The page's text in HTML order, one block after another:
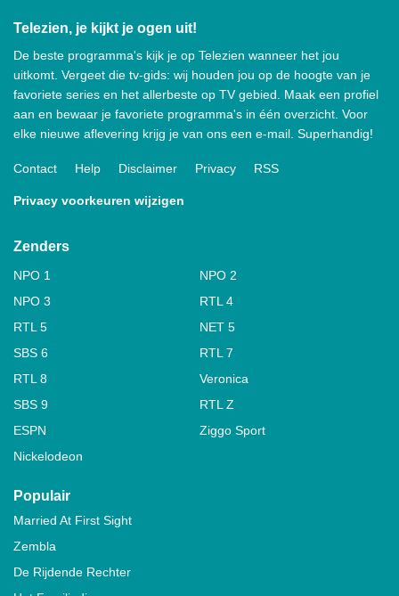
Telezien, je kijkt je ogen uit!
De beste programma's kijk je op Telezien wanneer het jou
uitkomt. Vergeet die tv-gids: wij houden jou op de hoogte van je
favoriete series en het allerbeste op TV gebied. Maak een profiel
aan en bewaar je favoriete programma's in één overzicht. Voor
elke nieuwe aflevering krijg je van ons een e-mail. Superhandig!
Contact Help Disclaimer Privacy RSS
Privacy voorkeuren wijzigen
Zenders
NPO 1
NPO 2
NPO 3
RTL 4
RTL 5
NET 5
SBS 6
RTL 7
RTL 8
Veronica
SBS 9
RTL Z
ESPN
Ziggo Sport
Nickelodeon
Populair
Married At First Sight
Zembla
De Rijdende Rechter